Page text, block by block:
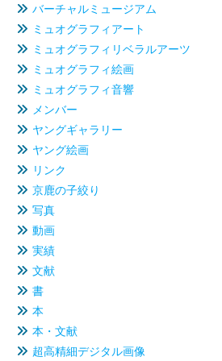
バーチャルミュージアム
ミュオグラフィアート
ミュオグラフィリベラルアーツ
ミュオグラフィ絵画
ミュオグラフィ音響
メンバー
ヤングギャラリー
ヤング絵画
リンク
京鹿の子絞り
写真
動画
実績
文献
書
本
本・文献
超高精細デジタル画像